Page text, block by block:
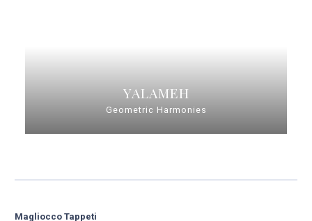
YALAMEH
Geometric Harmonies
Magliocco Tappeti